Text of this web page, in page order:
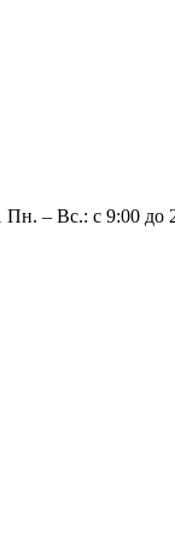
Пн. – Вс.: с 9:00 до